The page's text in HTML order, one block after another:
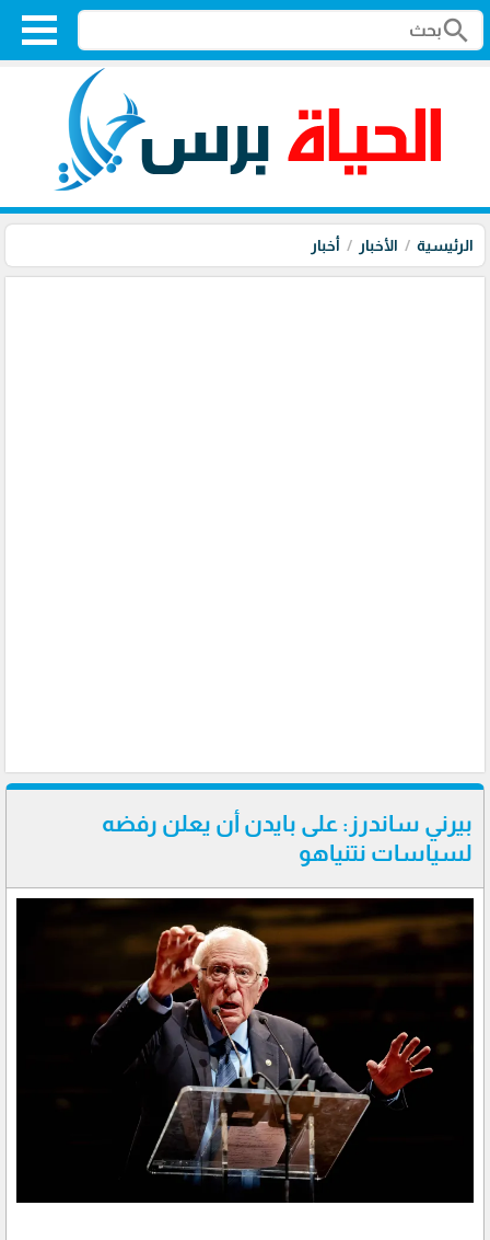
search
الرئيسية الأخبار أخبار
بيرني ساندرز: على بايدن أن يعلن رفضه
لسياسات نتنياهو